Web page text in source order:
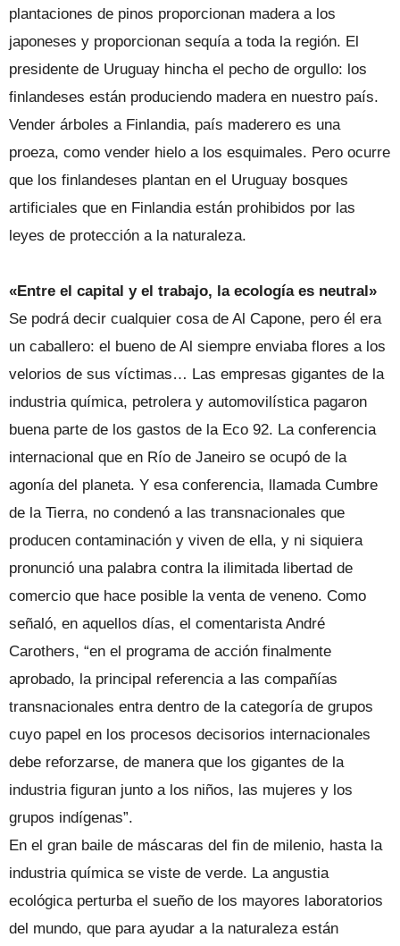
plantaciones de pinos proporcionan madera a los
japoneses y proporcionan sequía a toda la región. El
presidente de Uruguay hincha el pecho de orgullo: los
finlandeses están produciendo madera en nuestro país.
Vender árboles a Finlandia, país maderero es una
proeza, como vender hielo a los esquimales. Pero ocurre
que los finlandeses plantan en el Uruguay bosques
artificiales que en Finlandia están prohibidos por las
leyes de protección a la naturaleza.
«Entre el capital y el trabajo, la ecología es neutral»
Se podrá decir cualquier cosa de Al Capone, pero él era
un caballero: el bueno de Al siempre enviaba flores a los
velorios de sus víctimas… Las empresas gigantes de la
industria química, petrolera y automovilística pagaron
buena parte de los gastos de la Eco 92. La conferencia
internacional que en Río de Janeiro se ocupó de la
agonía del planeta. Y esa conferencia, llamada Cumbre
de la Tierra, no condenó a las transnacionales que
producen contaminación y viven de ella, y ni siquiera
pronunció una palabra contra la ilimitada libertad de
comercio que hace posible la venta de veneno. Como
señaló, en aquellos días, el comentarista André
Carothers, “en el programa de acción finalmente
aprobado, la principal referencia a las compañías
transnacionales entra dentro de la categoría de grupos
cuyo papel en los procesos decisorios internacionales
debe reforzarse, de manera que los gigantes de la
industria figuran junto a los niños, las mujeres y los
grupos indígenas”.
En el gran baile de máscaras del fin de milenio, hasta la
industria química se viste de verde. La angustia
ecológica perturba el sueño de los mayores laboratorios
del mundo, que para ayudar a la naturaleza están